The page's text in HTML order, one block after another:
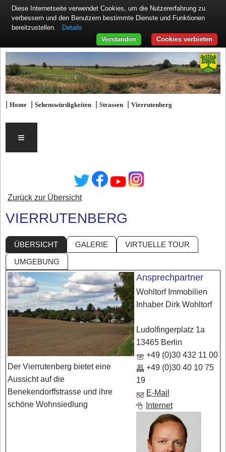
|Home |Sehenswürdigkeiten |Strassen |Vierrutenberg
≡
Zurück zur Übersicht
VIERRUTENBERG
ÜBERSICHT GALERIE
VIRTUELLE TOUR
UMGEBUNG
Ansprechpartner
Wohltorf Immobilien
Inhaber Dirk Wohltorf
Ludolfingerplatz 1a
13465 Berlin
+49 (0)30 432 11 00
+49 (0)30 40 10 75
19
E-Mail
Internet
Der Vierrutenberg bietet eine
Aussicht auf die
Benekendorffstrasse und ihre
schöne Wohnsiedlung
Diese Internetseite verwendet Cookies, um die Nutzererfahrung zu
verbessern und den Benutzern bestimmte Dienste und Funktionen
bereitzustellen.
Details
Cookies verbieten
Verstanden